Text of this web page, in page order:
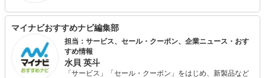
ています。 企画・構成～取材、撮影、ライティングまでフ
ットワーク軽く対応できるのが強み！誠実な仕事がモット
ーです！
マイナビおすすめナビ編集部
担当：サービス、セール・クーポン、企業ニュース・おす
すめ情報
水貝 英斗
「サービス」「セール・クーポン」をはじめ、新製品など